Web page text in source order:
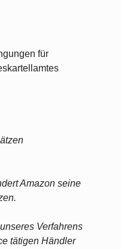
für
Amazon seine
Verfahrens
tätigen Händler